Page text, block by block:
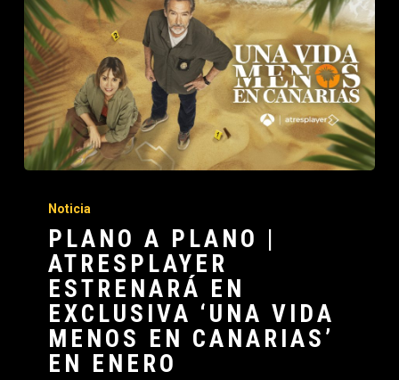
Noticia
PLANO A PLANO |
ATRESPLAYER
ESTRENARÁ EN
EXCLUSIVA ‘UNA VIDA
MENOS EN CANARIAS’
EN ENERO